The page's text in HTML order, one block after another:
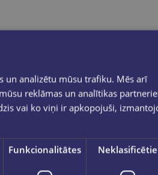
un analizētu mūsu trafiku. Mēs arī
reklāmas un analītikas
vai ko viņi ir apkopojuši,
Funkcionalitātes Neklasificētie